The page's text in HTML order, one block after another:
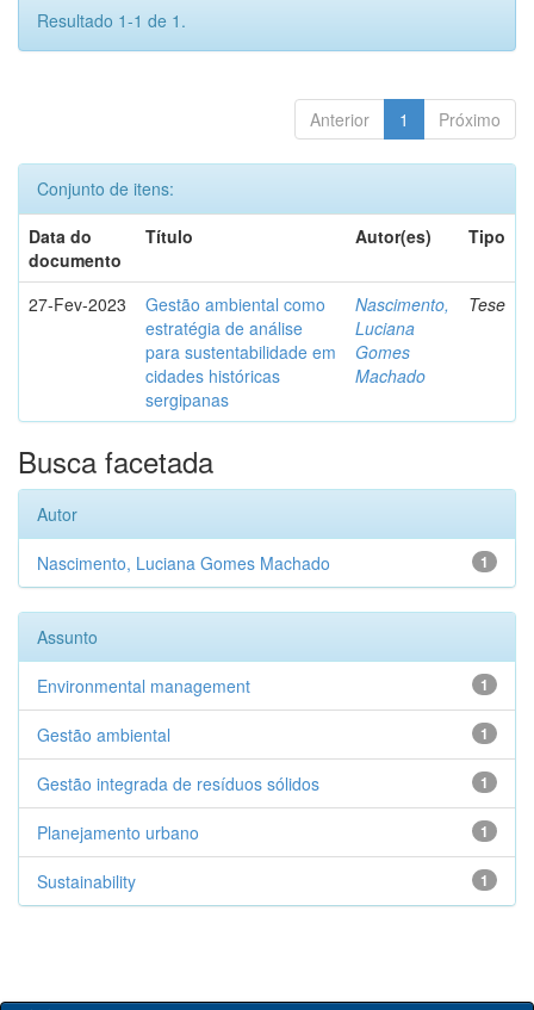
Resultado 1-1 de 1.
Anterior 1 Próximo
Conjunto de itens:
Data do
documento
Título Autor(es) Tipo
27-Fev-2023
Gestão ambiental como
estratégia de análise
para sustentabilidade em
cidades históricas
sergipanas
Nascimento,
Luciana
Gomes
Machado
Tese
Busca facetada
Autor
1
Nascimento, Luciana Gomes Machado
Assunto
1
Environmental management
1
Gestão ambiental
1
Gestão integrada de resíduos sólidos
1
Planejamento urbano
1
Sustainability